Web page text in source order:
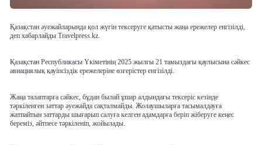
Қазақстан әуежайларында қол жүгін тексеруге қатысты жаңа ережелер енгізілді,
деп хабарлайды Travelpress.kz.
Қазақстан Республикасы Үкіметінің 2025 жылғы 21 тамыздағы қаулысына сәйкес
авиациялық қауіпсіздік ережелеріне өзгерістер енгізілді.
Жаңа талаптарға сәйкес, бұдан былай ұшар алдындағы тексеріс кезінде
тәркіленген заттар әуежайда сақталмайды. Жолаушыларға тасымалдауға
жатпайтын заттарды шығарып салуға келген адамдарға беріп жіберуге кеңес
береміз, әйтпесе тәркіленіп, жойылады.